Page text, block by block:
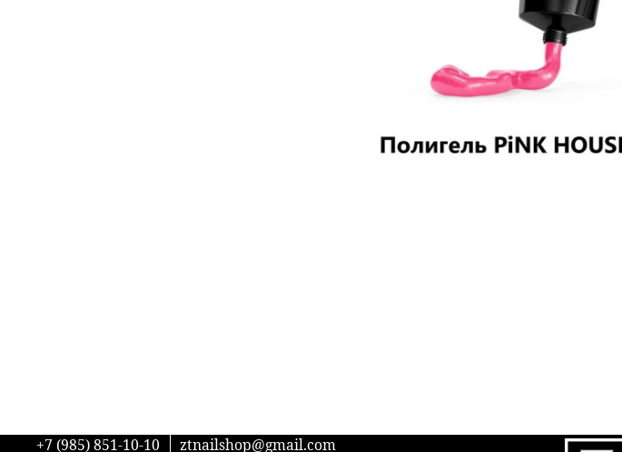
+7 (985) 851-10-10 ztnailshop@gmail.com